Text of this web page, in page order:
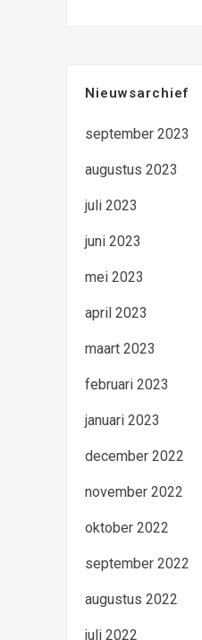
Nieuwsarchief
september 2023
augustus 2023
juli 2023
juni 2023
mei 2023
april 2023
maart 2023
februari 2023
januari 2023
december 2022
november 2022
oktober 2022
september 2022
augustus 2022
juli 2022